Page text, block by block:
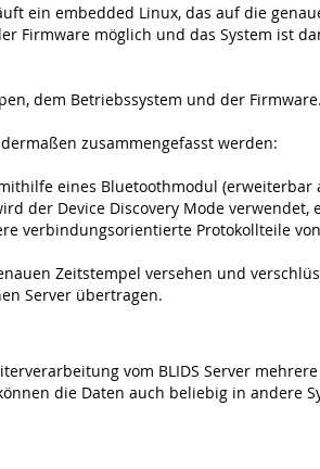
ein embedded Linux, das auf die
Firmware möglich und das System ist
dem Betriebssystem und der
zusammengefasst werden:
eines Bluetoothmodul
der Device Discovery Mode
verbindungsorientierte Protokollteile
Zeitstempel versehen und
Server übertragen.
vom BLIDS Server
die Daten auch beliebig in andere